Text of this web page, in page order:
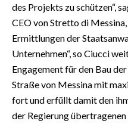
des Projekts zu schützen“,
CEO von Stretto di
Ermittlungen der
Unternehmen“, so Ciucci
Engagement für den Bau
Straße von Messina mit
fort und erfüllt damit den
der Regierung